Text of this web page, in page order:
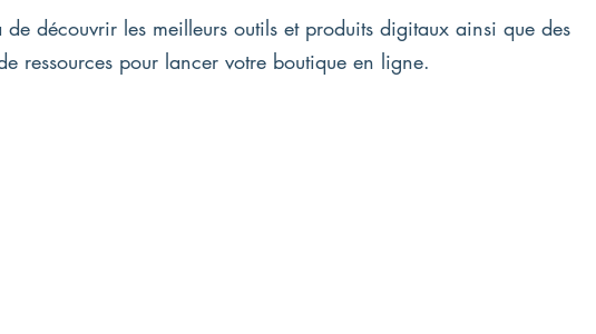
de découvrir les meilleurs outils et produits digitaux ainsi que des
ressources pour lancer votre boutique en ligne.